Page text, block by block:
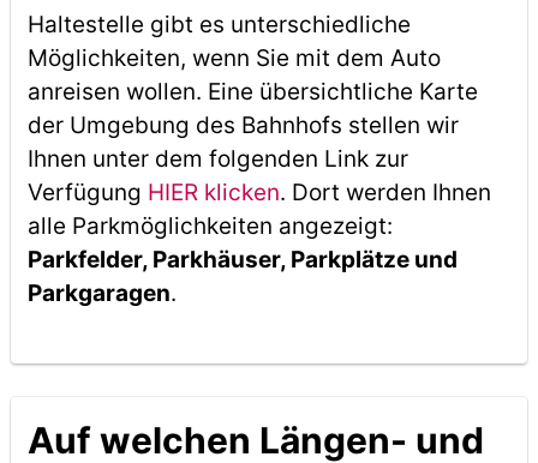
Haltestelle gibt es unterschiedliche
Möglichkeiten, wenn Sie mit dem Auto
anreisen wollen. Eine übersichtliche Karte
der Umgebung des Bahnhofs stellen wir
Ihnen unter dem folgenden Link zur
Verfügung HIER klicken. Dort werden Ihnen
alle Parkmöglichkeiten angezeigt:
Parkfelder, Parkhäuser, Parkplätze und
Parkgaragen.
Auf welchen Längen- und